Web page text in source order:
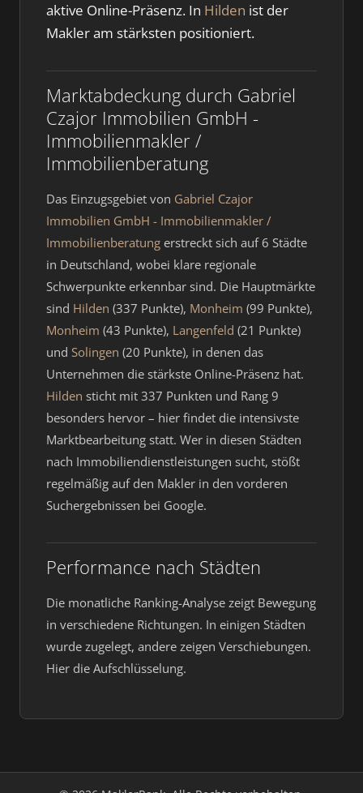
aktive Online-Präsenz. In Hilden ist der
Makler am stärksten positioniert.
Marktabdeckung durch Gabriel
Czajor Immobilien GmbH -
Immobilienmakler /
Immobilienberatung
Das Einzugsgebiet von Gabriel Czajor
Immobilien GmbH - Immobilienmakler /
Immobilienberatung erstreckt sich auf 6 Städte
in Deutschland, wobei klare regionale
Schwerpunkte erkennbar sind. Die Hauptmärkte
sind Hilden (337 Punkte), Monheim (99 Punkte),
Monheim (43 Punkte), Langenfeld (21 Punkte)
und Solingen (20 Punkte), in denen das
Unternehmen die stärkste Online-Präsenz hat.
Hilden sticht mit 337 Punkten und Rang 9
besonders hervor – hier findet die intensivste
Marktbearbeitung statt. Wer in diesen Städten
nach Immobiliendienstleistungen sucht, stößt
regelmäßig auf den Makler in den vorderen
Suchergebnissen bei Google.
Performance nach Städten
Die monatliche Ranking-Analyse zeigt Bewegung
in verschiedene Richtungen. In einigen Städten
wurde zugelegt, andere zeigen Verschiebungen.
Hier die Aufschlüsselung.